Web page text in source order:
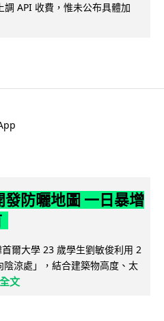
API 收費，惟未公布具體加
防曬地圖 一日暴增
首爾大學 23 歲學生劉敏俊利用 2
涼處」，結合建築物高度、太
文